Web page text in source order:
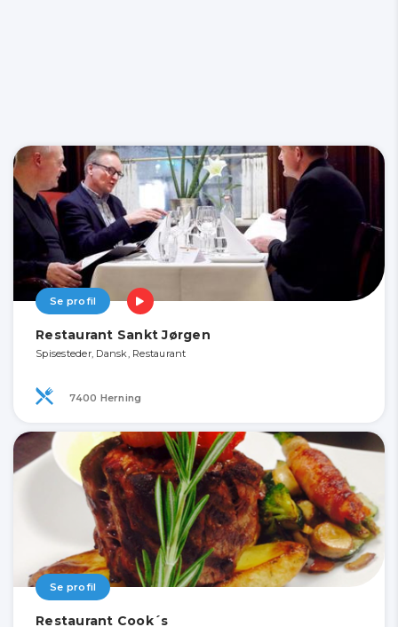
Se profil
Restaurant Sankt Jørgen
Spisesteder, Dansk, Restaurant
7400 Herning
Se profil
Restaurant Cook´s